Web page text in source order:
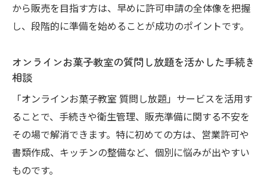
から販売を目指す方は、早めに許可申請の全体像を把握
し、段階的に準備を始めることが成功のポイントです。
オンラインお菓子教室の質問し放題を活かした手続き
相談
「オンラインお菓子教室 質問し放題」サービスを活用す
ることで、手続きや衛生管理、販売準備に関する不安を
その場で解消できます。特に初めての方は、営業許可や
書類作成、キッチンの整備など、個別に悩みが出やすい
ものです。